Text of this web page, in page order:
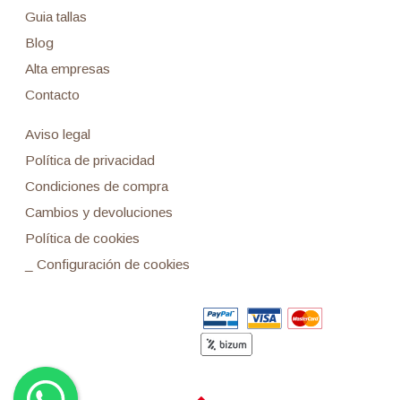
Guia tallas
Blog
Alta empresas
Contacto
Aviso legal
Política de privacidad
Condiciones de compra
Cambios y devoluciones
Política de cookies
_ Configuración de cookies